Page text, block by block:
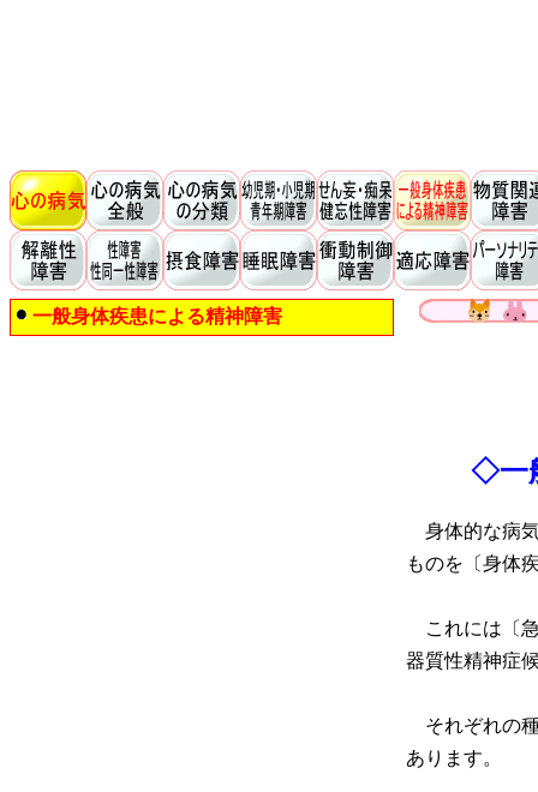
◇一
身体的な病
ものを〔身体
これには〔
器質性精神症
それぞれの
あります。
一般身体疾患による精神障害